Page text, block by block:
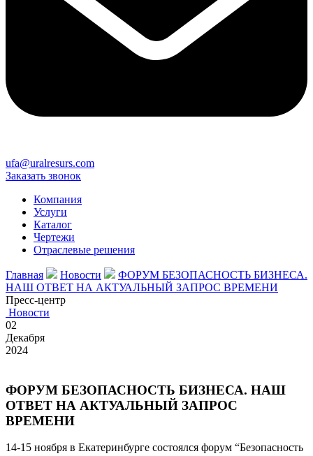
ufa@uralresurs.com
Заказать звонок
Компания
Услуги
Каталог
Чертежи
Отраслевые решения
Главная Новости
ФОРУМ БЕЗОПАСНОСТЬ БИЗНЕСА.
НАШ ОТВЕТ НА АКТУАЛЬНЫЙ ЗАПРОС ВРЕМЕНИ
Пресс-центр
Новости
02
Декабря
2024
ФОРУМ БЕЗОПАСНОСТЬ БИЗНЕСА. НАШ
ОТВЕТ НА АКТУАЛЬНЫЙ ЗАПРОС
ВРЕМЕНИ
14-15 ноября в Екатеринбурге состоялся форум “Безопасность